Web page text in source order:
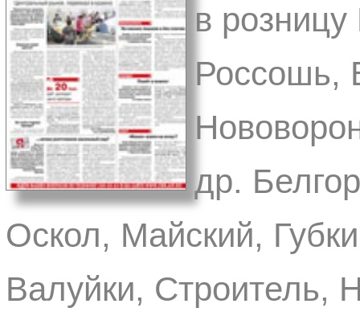
в
Россошь,
др.
Оскол, Майский,
Валуйки, Строитель,